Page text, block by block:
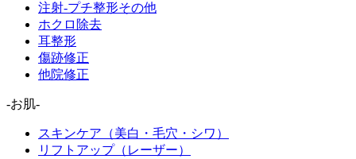
注射-プチ整形その他
ホクロ除去
耳整形
傷跡修正
他院修正
-お肌-
スキンケア（美白・毛穴・シワ）
リフトアップ（レーザー）